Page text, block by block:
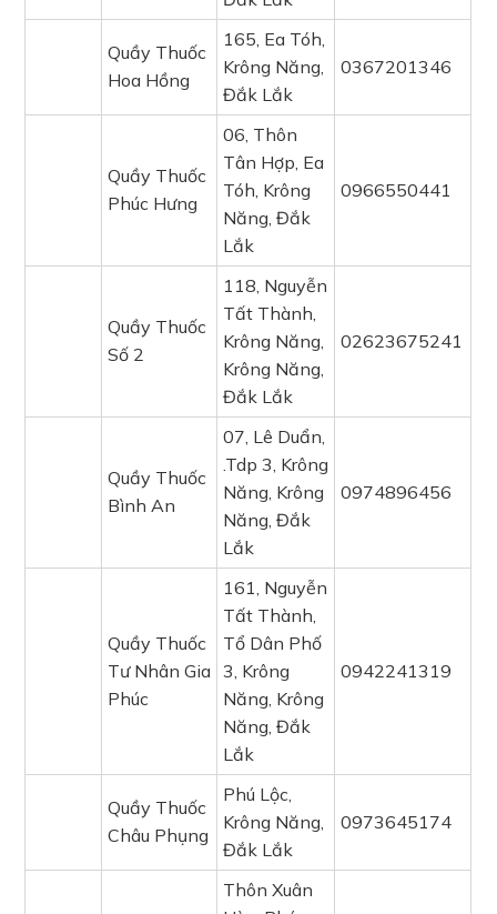
Quầy Thuốc
Hoa Hồng
165, Ea Tóh,
Krông Năng,
Đắk Lắk
0367201346
Quầy Thuốc
Phúc Hưng
06, Thôn
Tân Hợp, Ea
Tóh, Krông
Năng, Đắk
Lắk
0966550441
Quầy Thuốc
Số 2
118, Nguyễn
Tất Thành,
Krông Năng,
Krông Năng,
Đắk Lắk
02623675241
Quầy Thuốc
Bình An
07, Lê Duẩn,
.Tdp 3, Krông
Năng, Krông
Năng, Đắk
Lắk
0974896456
Quầy Thuốc
Tư Nhân Gia
Phúc
161, Nguyễn
Tất Thành,
Tổ Dân Phố
3, Krông
Năng, Krông
Năng, Đắk
Lắk
0942241319
Quầy Thuốc
Châu Phụng
Phú Lộc,
Krông Năng,
Đắk Lắk
0973645174
Thôn Xuân